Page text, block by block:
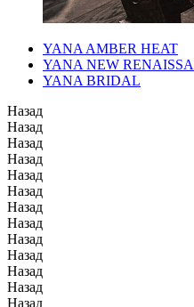
YANA AMBER HEAT
YANA NEW
YANA BRIDAL
Назад
Назад
Назад
Назад
Назад
Назад
Назад
Назад
Назад
Назад
Назад
Назад
Назад